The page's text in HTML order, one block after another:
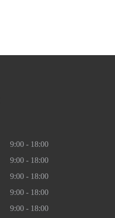
9:00 - 18:00
9:00 - 18:00
9:00 - 18:00
9:00 - 18:00
9:00 - 18:00